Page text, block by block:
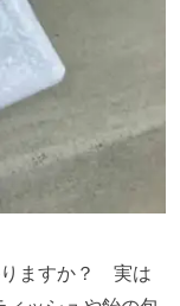
ますか？ 実は